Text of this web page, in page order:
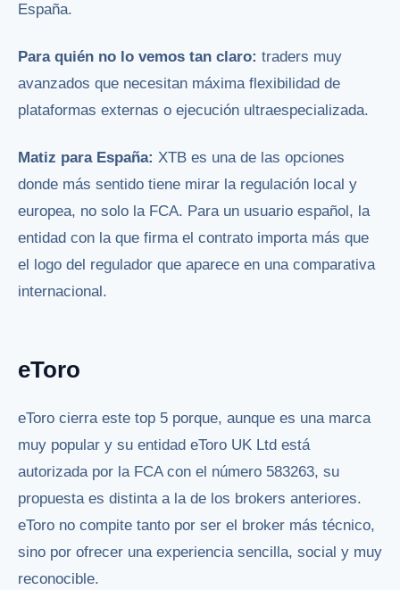
España.
Para quién no lo vemos tan claro: traders muy
avanzados que necesitan máxima flexibilidad de
plataformas externas o ejecución ultraespecializada.
Matiz para España: XTB es una de las opciones
donde más sentido tiene mirar la regulación local y
europea, no solo la FCA. Para un usuario español, la
entidad con la que firma el contrato importa más que
el logo del regulador que aparece en una comparativa
internacional.
eToro
eToro cierra este top 5 porque, aunque es una marca
muy popular y su entidad eToro UK Ltd está
autorizada por la FCA con el número 583263, su
propuesta es distinta a la de los brokers anteriores.
eToro no compite tanto por ser el broker más técnico,
sino por ofrecer una experiencia sencilla, social y muy
reconocible.